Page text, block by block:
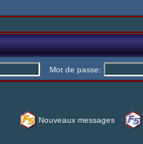
Mot de passe:
Nouveaux messages